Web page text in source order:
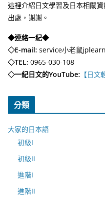
這裡介紹日文學習及日本相關
出處，謝謝。
◆連絡一紀◆
◇E-mail: service小老鼠
◇TEL: 0965-030-108
◇一紀日文的YouTube: 【日文
分類
大家的日本語
初級I
初級II
進階I
進階II